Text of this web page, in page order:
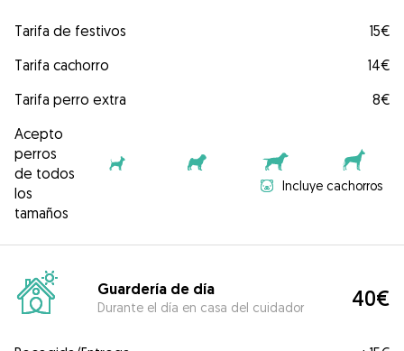
Tarifa de festivos
15€
Tarifa cachorro
14€
Tarifa perro extra
8€
Acepto
perros
de todos
los
tamaños
Incluye cachorros
Guardería de día
Durante el día en casa del cuidador 40€